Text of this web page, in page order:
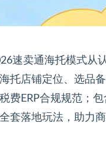
速卖通海托模式从
托店铺定位、选品
费ERP合规规范；
套落地玩法，助力